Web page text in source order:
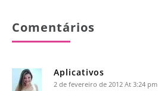
Comentários
Aplicativos
2 de fevereiro de 2012 At 3:24 pm